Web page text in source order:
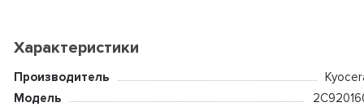
Характеристики
Производитель
Модель